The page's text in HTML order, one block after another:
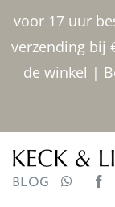
voor 17 uur
verzending bij
de winkel |
inhoud
BLOG